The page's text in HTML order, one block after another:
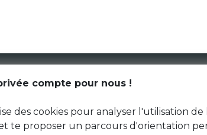
compte pour nous !
des cookies pour analyser l'utilisation
te proposer un parcours d'orientation